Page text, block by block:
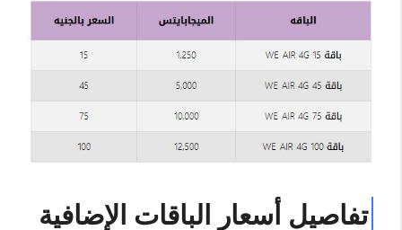
تفاصيل أسعار الباقات الإضافية